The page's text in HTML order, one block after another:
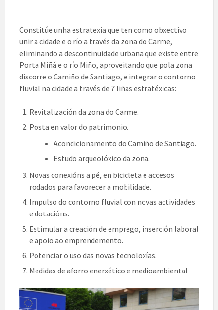
Constitúe unha estratexia que ten como obxectivo
unir a cidade e o río a través da zona do Carme,
eliminando a descontinuidade urbana que existe entre
Porta Miñá e o río Miño, aproveitando que pola zona
discorre o Camiño de Santiago, e integrar o contorno
fluvial na cidade a través de 7 liñas estratéxicas:
Revitalización da zona do Carme.
Posta en valor do patrimonio.
Acondicionamento do Camiño de Santiago.
Estudo arqueolóxico da zona.
Novas conexións a pé, en bicicleta e accesos
rodados para favorecer a mobilidade.
Impulso do contorno fluvial con novas actividades
e dotacións.
Estimular a creación de emprego, inserción laboral
e apoio ao emprendemento.
Potenciar o uso das novas tecnoloxías.
Medidas de aforro enerxético e medioambiental